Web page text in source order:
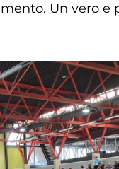
Un vero e